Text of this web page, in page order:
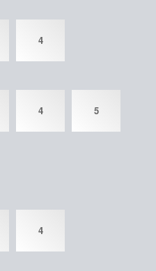
4
4 5
4